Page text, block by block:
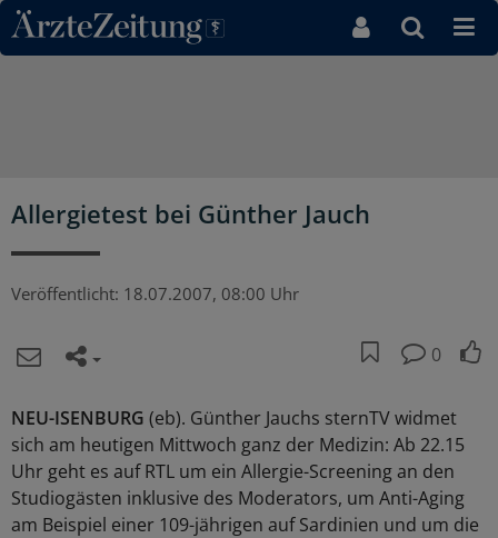
Direkt zum Inhaltsbereich
Allergietest bei Günther Jauch
Veröffentlicht: 18.07.2007, 08:00 Uhr
0
NEU-ISENBURG (eb). Günther Jauchs sternTV widmet
sich am heutigen Mittwoch ganz der Medizin: Ab 22.15
Uhr geht es auf RTL um ein Allergie-Screening an den
Studiogästen inklusive des Moderators, um Anti-Aging
am Beispiel einer 109-jährigen auf Sardinien und um die